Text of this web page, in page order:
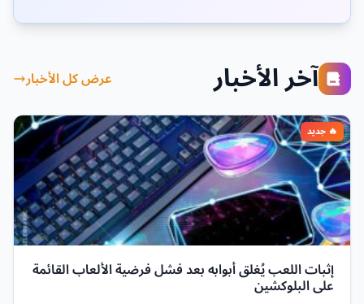
آخر الأخبار عرض كل الأخبار
إثبات اللعب يُغلق أبوابه بعد فشل فرضية الألعاب القائمة
على البلوكشين